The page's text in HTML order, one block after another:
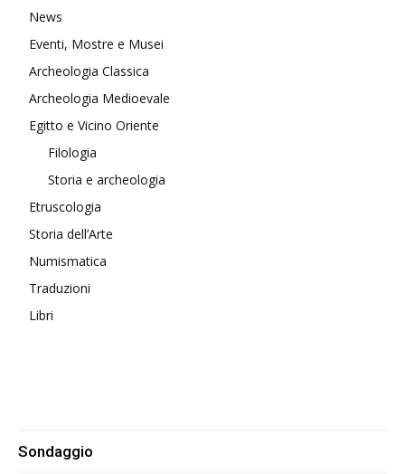
News
Eventi, Mostre e Musei
Archeologia Classica
Archeologia Medioevale
Egitto e Vicino Oriente
Filologia
Storia e archeologia
Etruscologia
Storia dell’Arte
Numismatica
Traduzioni
Libri
Sondaggio